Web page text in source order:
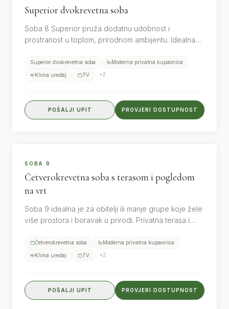
Superior dvokrevetna soba
Soba 8 Superior pruža dodatnu udobnost i
prostranost u toplom, prirodnom ambijentu. Idealna
Superior dvokrevetna soba Moderna privatna kupaonica
Klima uređaj TV +2
POŠALJI UPIT PROVJERI DOSTUPNOST
SOBA 9
Četverokrevetna soba s terasom i pogledom
na vrt
Soba 9 idealna je za obitelji ili manje grupe koje žele
više prostora i boravak u prirodi. Privatna terasa i
Četverokrevetna soba Moderna privatna kupaonica
Klima uređaj TV +2
POŠALJI UPIT PROVJERI DOSTUPNOST